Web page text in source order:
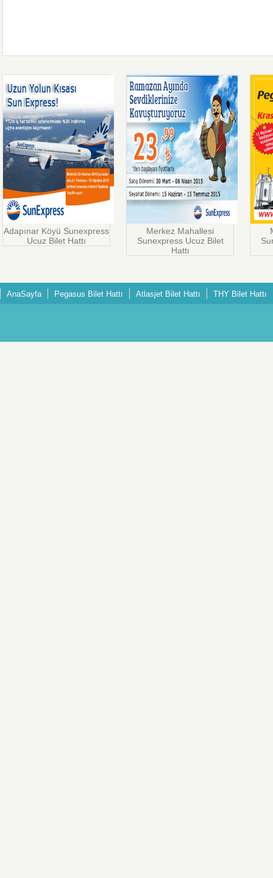
Adapınar Köyü Sunexpress
Ucuz Bilet Hattı
Merkez Mahallesi
Sunexpress Ucuz Bilet
Hattı
AnaSayfa Pegasus Bilet Hattı Atlasjet Bilet Hattı THY Bilet Hattı